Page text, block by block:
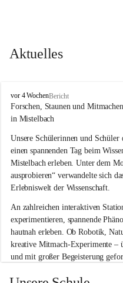
Aktuelles
V
o
l
s
s
c
u
l
e
G
l
o
g
g
n
i
vor 4 WochenBericht
Forschen, Staunen und
in Mistelbach
Unsere Schülerinnen und
einen spannenden Tag beim
Mistelbach erleben. Unter dem
ausprobieren“ verwandelte sich
Erlebniswelt der Wissenschaft.
An zahlreichen interaktiven
experimentieren, spannende
hautnah erleben. Ob Robotik,
kreative Mitmach-Experimente –
und mit großer Begeisterung
Besonders beeindruckend war,